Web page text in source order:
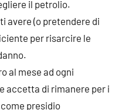
il petrolio.
avere (o pretendere di
per risarcire le
al mese ad ogni
accetta di rimanere per i
come presidio